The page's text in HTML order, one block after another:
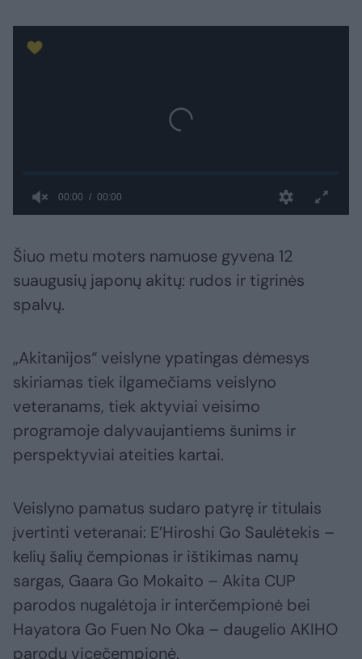
Šiuo metu moters namuose gyvena 12
suaugusių japonų akitų: rudos ir tigrinės
spalvų.
„Akitanijos“ veislyne ypatingas dėmesys
skiriamas tiek ilgamečiams veislyno
veteranams, tiek aktyviai veisimo
programoje dalyvaujantiems šunims ir
perspektyviai ateities kartai.
Veislyno pamatus sudaro patyrę ir titulais
įvertinti veteranai: E’Hiroshi Go Saulėtekis –
kelių šalių čempionas ir ištikimas namų
sargas, Gaara Go Mokaito – Akita CUP
parodos nugalėtoja ir interčempionė bei
Hayatora Go Fuen No Oka – daugelio AKIHO
parodų vicečempionė.